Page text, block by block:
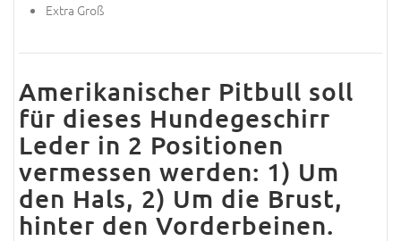
Extra Groß
Amerikanischer Pitbull soll
für dieses Hundegeschirr
Leder in 2 Positionen
vermessen werden: 1) Um
den Hals, 2) Um die Brust,
hinter den Vorderbeinen.